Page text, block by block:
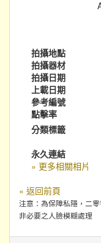
拍攝地點
拍攝器材
拍攝日期
上載日期
參考編號
點擊率
分類標籤
永久連結
» 更多相關相片
« 返回前頁
注意：為保障私隱，二
非必要之人臉模糊處理